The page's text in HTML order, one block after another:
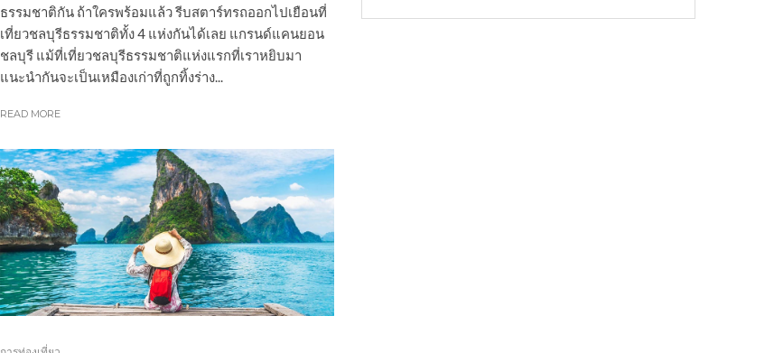
ธรรมชาติกัน ถ้าใครพร้อมแล้ว รีบสตาร์ทรถออกไปเยือนที่
เที่ยวชลบุรีธรรมชาติทั้ง 4 แห่งกันได้เลย แกรนด์แคนยอน
ชลบุรี แม้ที่เที่ยวชลบุรีธรรมชาติแห่งแรกที่เราหยิบมา
แนะนำกันจะเป็นเหมืองเก่าที่ถูกทิ้งร่าง...
READ MORE